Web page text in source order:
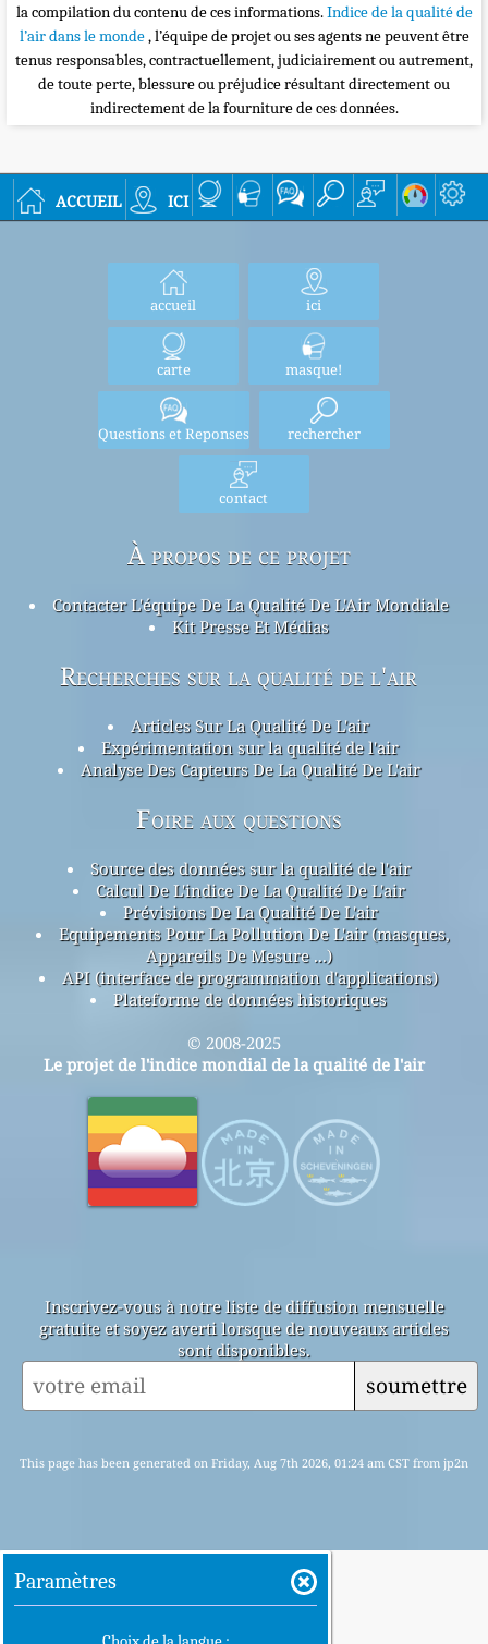
la compilation du contenu de ces informations.Indice de la qualité de
l’air dans le monde, l’équipe de projet ou ses agents ne peuvent être
tenus responsables, contractuellement, judiciairement ou autrement,
de toute perte, blessure ou préjudice résultant directement ou
indirectement de la fourniture de ces données.
accueil ici
accueil ici
carte masque!
Questions et Reponses rechercher
contact
À propos de ce projet
Contacter L'équipe De La Qualité De L'Air Mondiale
Kit Presse Et Médias
Recherches sur la qualité de l'air
Articles Sur La Qualité De L'air
Expérimentation sur la qualité de l'air
Analyse Des Capteurs De La Qualité De L'air
Foire aux questions
Source des données sur la qualité de l'air
Calcul De L'indice De La Qualité De L'air
Prévisions De La Qualité De L'air
Equipements Pour La Pollution De L'air (masques,
Appareils De Mesure ...)
API (interface de programmation d'applications)
Plateforme de données historiques
© 2008-2025
Le projet de l'indice mondial de la qualité de l'air
Inscrivez-vous à notre liste de diffusion mensuelle
gratuite et soyez averti lorsque de nouveaux articles
sont disponibles.
soumettre
This page has been generated on Friday, Aug 7th 2026, 01:24 am CST from jp2n
Paramètres